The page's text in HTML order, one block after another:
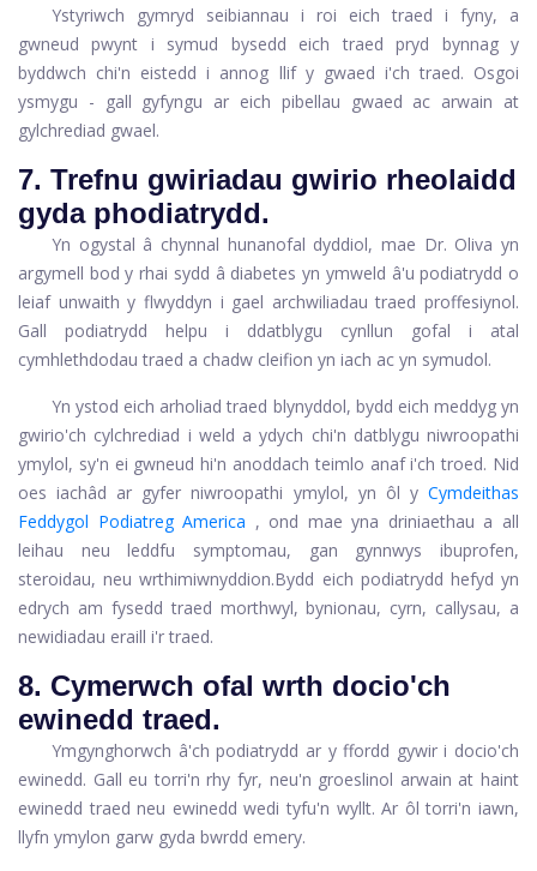
Ystyriwch gymryd seibiannau i roi eich traed i fyny, a
gwneud pwynt i symud bysedd eich traed pryd bynnag y
byddwch chi'n eistedd i annog llif y gwaed i'ch traed. Osgoi
ysmygu - gall gyfyngu ar eich pibellau gwaed ac arwain at
gylchrediad gwael.
7. Trefnu gwiriadau gwirio rheolaidd
gyda phodiatrydd.
Yn ogystal â chynnal hunanofal dyddiol, mae Dr. Oliva yn
argymell bod y rhai sydd â diabetes yn ymweld â'u podiatrydd o
leiaf unwaith y flwyddyn i gael archwiliadau traed proffesiynol.
Gall podiatrydd helpu i ddatblygu cynllun gofal i atal
cymhlethdodau traed a chadw cleifion yn iach ac yn symudol.
Yn ystod eich arholiad traed blynyddol, bydd eich meddyg yn
gwirio'ch cylchrediad i weld a ydych chi'n datblygu niwroopathi
ymylol, sy'n ei gwneud hi'n anoddach teimlo anaf i'ch troed. Nid
oes iachâd ar gyfer niwroopathi ymylol, yn ôl y Cymdeithas
Feddygol Podiatreg America , ond mae yna driniaethau a all
leihau neu leddfu symptomau,
gan gynnwys ibuprofen,
steroidau, neu wrthimiwnyddion.Bydd eich podiatrydd hefyd yn
edrych am fysedd traed morthwyl, bynionau, cyrn, callysau, a
newidiadau eraill i'r traed.
8. Cymerwch ofal wrth docio'ch
ewinedd traed.
Ymgynghorwch â'ch podiatrydd ar y ffordd gywir i docio'ch
ewinedd. Gall eu torri'n rhy fyr, neu'n groeslinol arwain at haint
ewinedd traed neu ewinedd wedi tyfu'n wyllt. Ar ôl torri'n iawn,
llyfn ymylon garw gyda bwrdd emery.